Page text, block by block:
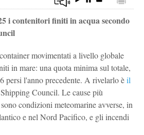
i contenitori finiti in acqua secondo
movimentati a livello globale
in mare: una quota minima sul totale,
persi l'anno precedente. A rivelarlo èil
Council. Le cause più
condizioni meteomarine avverse, in
e nel Nord Pacifico, e gli incendi